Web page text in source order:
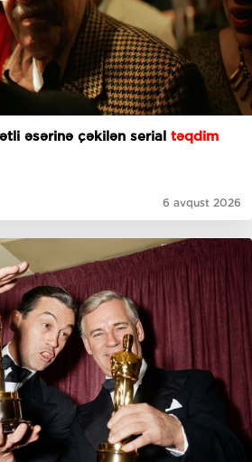
Markesin dünya şöhrətli əsərinə çəkilən serial təqdim
6 avqust 2026